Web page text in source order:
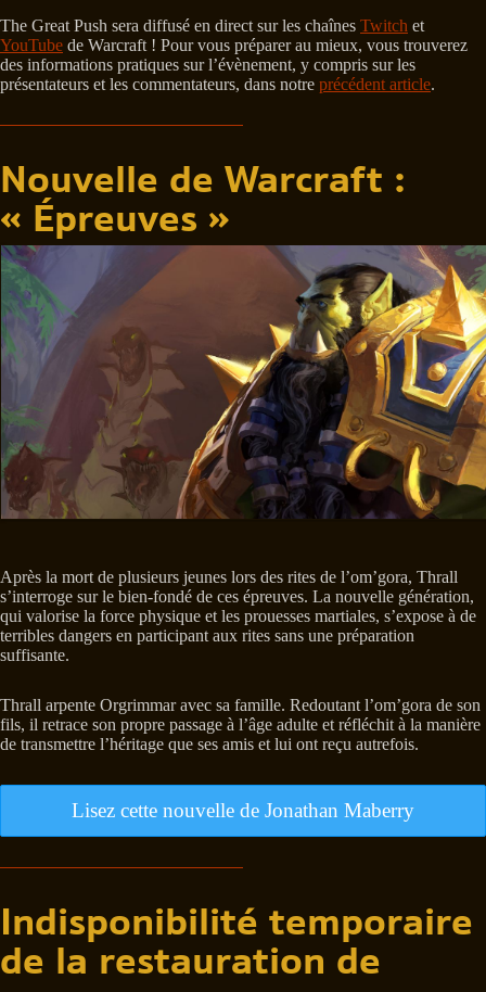
The Great Push sera diffusé en direct sur les chaînes Twitch et
YouTube de Warcraft ! Pour vous préparer au mieux, vous trouverez
des informations pratiques sur l’évènement, y compris sur les
présentateurs et les commentateurs, dans notre précédent article.
Nouvelle de Warcraft :
« Épreuves »
Après la mort de plusieurs jeunes lors des rites de l’om’gora, Thrall
s’interroge sur le bien-fondé de ces épreuves. La nouvelle génération,
qui valorise la force physique et les prouesses martiales, s’expose à de
terribles dangers en participant aux rites sans une préparation
suffisante.
Thrall arpente Orgrimmar avec sa famille. Redoutant l’om’gora de son
fils, il retrace son propre passage à l’âge adulte et réfléchit à la manière
de transmettre l’héritage que ses amis et lui ont reçu autrefois.
Lisez cette nouvelle de Jonathan Maberry
Indisponibilité temporaire
de la restauration de